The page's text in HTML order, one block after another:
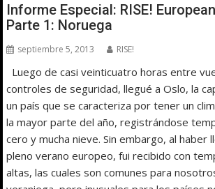
Informe Especial: RISE!
Parte 1: Noruega
septiembre 5, 2013 RISE!
Luego de casi veinticuatro horas entre
controles de seguridad, llegué a Oslo, la
un país que se caracteriza por tener un
la mayor parte del año, registrándose
cero y mucha nieve. Sin embargo, al haber
pleno verano europeo, fui recibido con
altas, las cuales son comunes para